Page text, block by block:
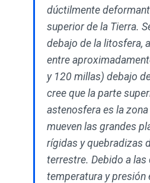
dúctilmente
superior de la Tierra.
debajo de la litosfera,
entre
y 120 millas) debajo
cree que la parte
astenosfera es la
mueven las grandes
rígidas y quebradizas
terrestre. Debido a
temperatura y presión